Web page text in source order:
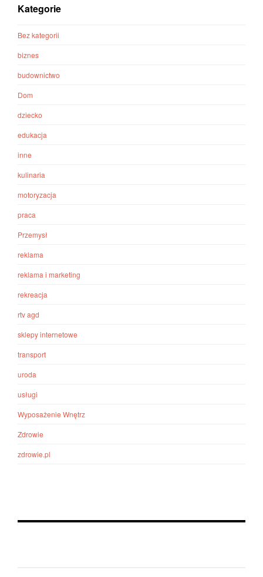
Kategorie
Bez kategorii
biznes
budownictwo
Dom
dziecko
edukacja
inne
kulinaria
motoryzacja
praca
Przemysł
reklama
reklama i marketing
rekreacja
rtv agd
sklepy internetowe
transport
uroda
usługi
Wyposażenie Wnętrz
Zdrowie
zdrowie.pl